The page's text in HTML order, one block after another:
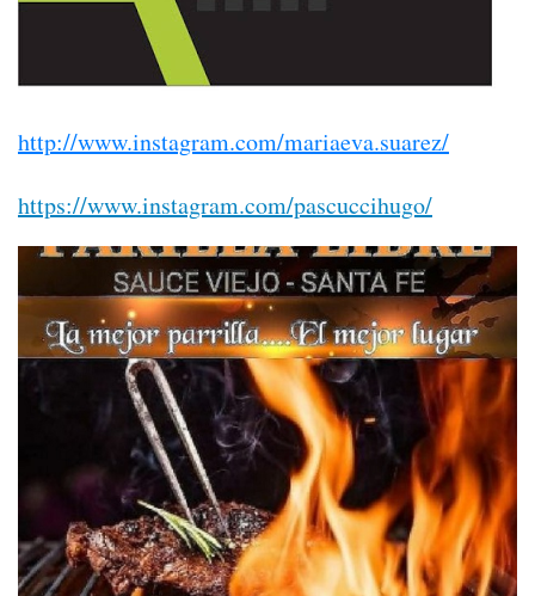
http://www.instagram.com/mariaeva.suarez/
https://www.instagram.com/pascuccihugo/